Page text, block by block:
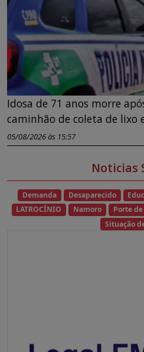
Idosa de 71 anos morre
caminhão de coleta de lixo
05/08/2026 às 15:57
Noticias
Demanda Desaparecido
LATROCÍNIO
Namoro Porte
Situação